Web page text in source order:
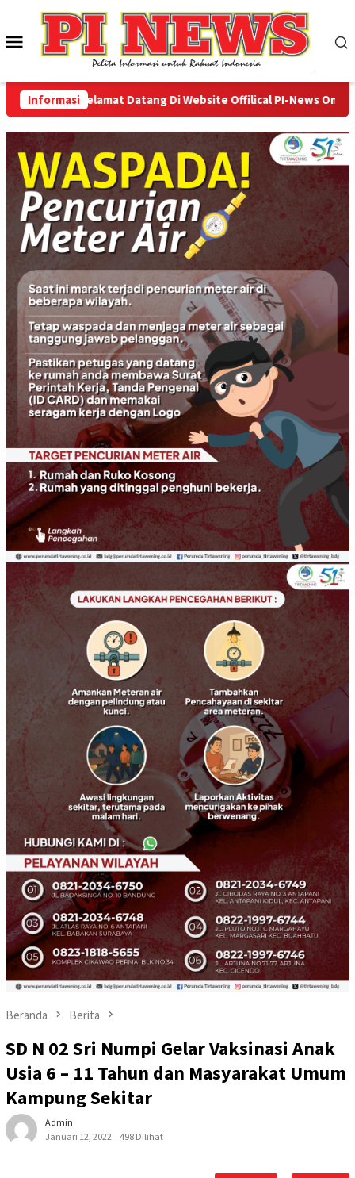
konten
Menu
Mobile
InformasiSelamat Datang Di Website Offilical PI-News Online -
Beranda Berita
SD N 02 Sri Numpi Gelar Vaksinasi Anak
Usia 6 – 11 Tahun dan Masyarakat Umum
Kampung Sekitar
Admin
Januari 12, 2022
498 Dilihat